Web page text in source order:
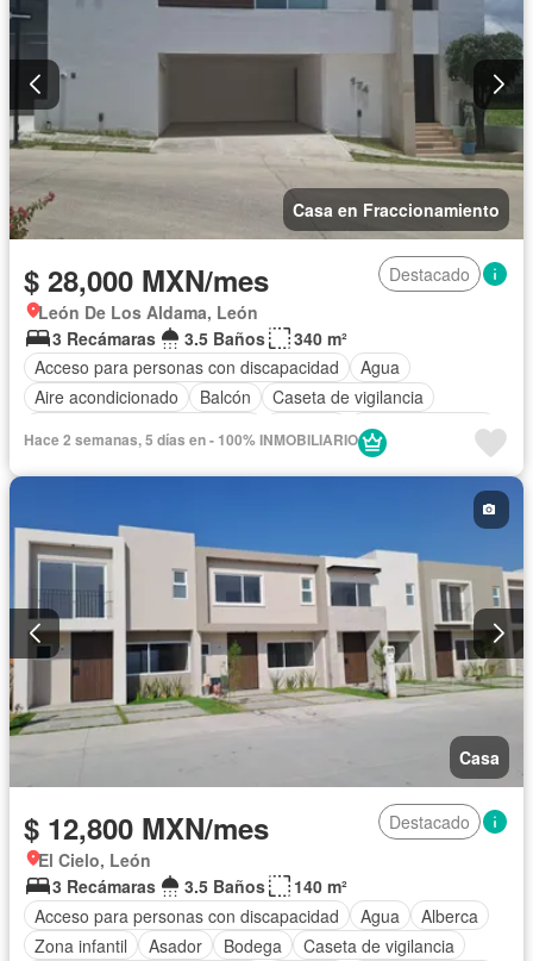
Vista panorámica
Wifi Zonas verdes
Permite mascotas
Permite niños
Sin amueblar
Casa en Fraccionamiento
$ 28,000 MXN/mes
Destacado
León De Los Aldama, León
3 Recámaras
3.5 Baños
340 m²
Acceso para personas con discapacidad
Agua
Aire acondicionado
Balcón
Caseta de vigilancia
Cocina equipada
Cuarto de servicio
Televisión por cable
Terraza Vista panorámica
Zonas verdes
Permite mascotas
Permite niños
Solo familias
Sin amueblar
Hace 2 semanas, 5 días en - 100% INMOBILIARIO
Casa
$ 12,800 MXN/mes
Destacado
El Cielo, León
3 Recámaras
3.5 Baños
140 m²
Acceso para personas con discapacidad
Agua
Alberca
Zona infantil
Asador Bodega
Caseta de vigilancia